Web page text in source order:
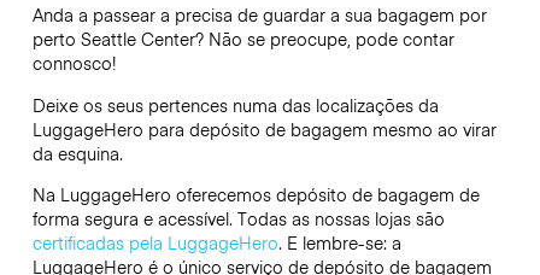
Anda a passear a precisa de guardar a sua bagagem por
perto Seattle Center? Não se preocupe, pode contar
connosco!
Deixe os seus pertences numa das localizações da
LuggageHero para depósito de bagagem mesmo ao virar
da esquina.
Na LuggageHero oferecemos depósito de bagagem de
forma segura e acessível. Todas as nossas lojas são
certificadas pela LuggageHero. E lembre-se: a
LuggageHero é o único serviço de depósito de bagagem